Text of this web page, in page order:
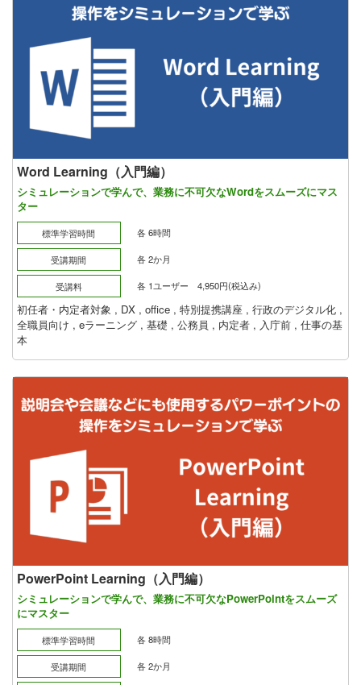
Word Learning（入門編）
シミュレーションで学んで、業務に不可欠なWordをスムーズにマス
ター
標準学習時間 各 6時間
受講期間 各 2か月
受講料 各 1ユーザー 4,950円(税込み)
初任者・内定者対象 , DX , office , 特別提携講座 , 行政のデジタル化 ,
全職員向け , eラーニング , 基礎 , 公務員 , 内定者 , 入庁前 , 仕事の基
本
PowerPoint Learning（入門編）
シミュレーションで学んで、業務に不可欠なPowerPointをスムーズ
にマスター
標準学習時間 各 8時間
受講期間 各 2か月